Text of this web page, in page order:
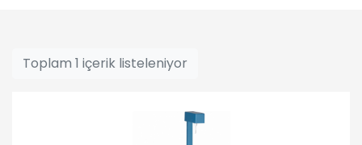
Toplam 1 içerik listeleniyor